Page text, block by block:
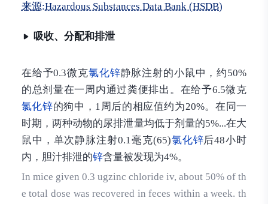
来源:Hazardous Substances Data Bank (HSDB)
吸收、分配和排泄
在给予0.3微克氯化锌静脉注射的小鼠中，约50%
的总剂量在一周内通过粪便排出。在给予6.5微克
氯化锌的狗中，1周后的相应值约为20%。在同一
时期，两种动物的尿排泄量均低于剂量的5%...在大
鼠中，单次静脉注射0.1毫克(65)氯化锌后48小时
内，胆汁排泄的锌含量被发现为4%。
In mice given 0.3 ugzinc chloride iv, about 50% of th
e total dose was recovered in feces within a week. th